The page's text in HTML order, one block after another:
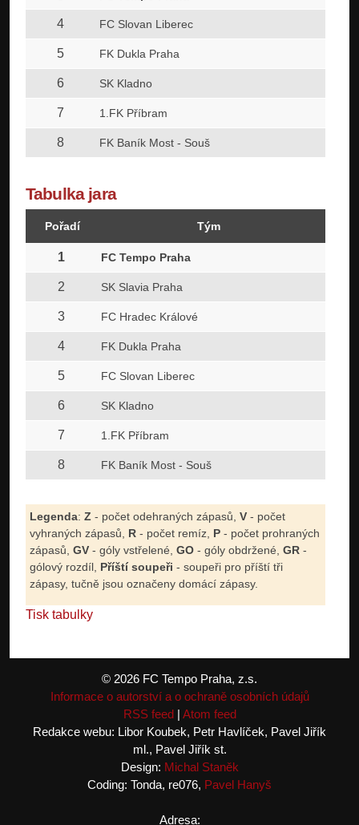
4 FC Slovan Liberec
5 FK Dukla Praha
6 SK Kladno
7 1.FK Příbram
8 FK Baník Most - Souš
Tabulka jara
Pořadí Tým
1 FC Tempo Praha
2 SK Slavia Praha
3 FC Hradec Králové
4 FK Dukla Praha
5 FC Slovan Liberec
6 SK Kladno
7 1.FK Příbram
8 FK Baník Most - Souš
Legenda: Z - počet odehraných zápasů, V - počet
vyhraných zápasů, R - počet remíz, P - počet prohraných
zápasů, GV - góly vstřelené, GO - góly obdržené, GR -
gólový rozdíl, Příští soupeři - soupeři pro příští tři
zápasy, tučně jsou označeny domácí zápasy.
Tisk tabulky
© 2026 FC Tempo Praha, z.s.
Informace o autorství a o ochraně osobních údajů
RSS feed| Atom feed
Redakce webu: Libor Koubek, Petr Havlíček, Pavel Jiřík
ml., Pavel Jiřík st.
Design: Michal Staněk
Coding: Tonda, re076, Pavel Hanyš
Adresa: